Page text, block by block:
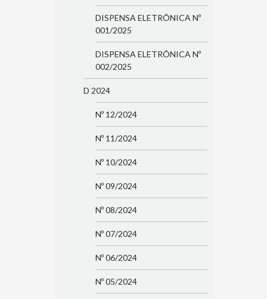
DISPENSA ELETRÔNICA Nº
001/2025
DISPENSA ELETRÔNICA Nº
002/2025
D 2024
Nº 12/2024
Nº 11/2024
Nº 10/2024
Nº 09/2024
Nº 08/2024
Nº 07/2024
Nº 06/2024
Nº 05/2024